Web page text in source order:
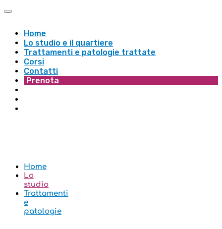
Home
Lo studio e il quartiere
Trattamenti e patologie trattate
Corsi
Contatti
Prenota
Home
Lo
studio
Trattamenti
e
patologie